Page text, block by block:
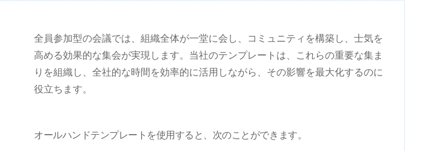
全員参加型の会議では、組織全体が一堂に会し、コミュニティを構築し、士気を
高める効果的な集会が実現します。当社のテンプレートは、これらの重要な集ま
りを組織し、全社的な時間を効率的に活用しながら、その影響を最大化するのに
役立ちます。
オールハンドテンプレートを使用すると、次のことができます。